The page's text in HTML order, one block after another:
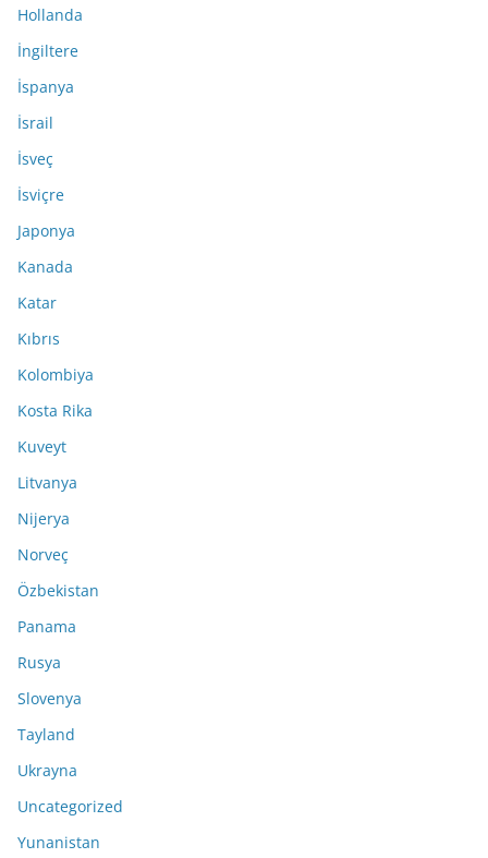
Hollanda
İngiltere
İspanya
İsrail
İsveç
İsviçre
Japonya
Kanada
Katar
Kıbrıs
Kolombiya
Kosta Rika
Kuveyt
Litvanya
Nijerya
Norveç
Özbekistan
Panama
Rusya
Slovenya
Tayland
Ukrayna
Uncategorized
Yunanistan